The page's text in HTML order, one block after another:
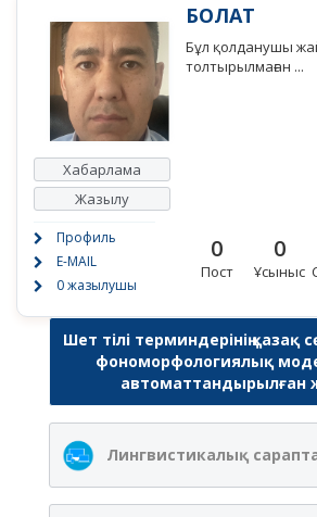
Хабарлама
Жазылу
Профиль
E-MAIL
0 жазылушы
БОЛАТ
Бұл қолданушы
толтырылмаған ...
0
Пост
0
Ұсыныс
Шет тілі терминдерінің
фономорфологиялық
автоматтандырылған
Лингвистикалық